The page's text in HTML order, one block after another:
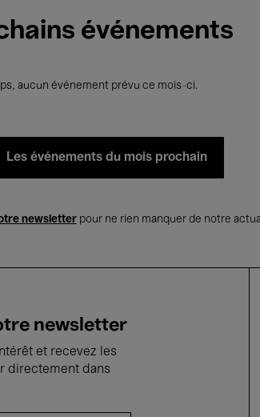
événements
aucun événement prévu ce mois-ci.
Les événements du mois prochain
newsletterpour ne rien manquer de notre
newsletter
et recevez les
directement dans